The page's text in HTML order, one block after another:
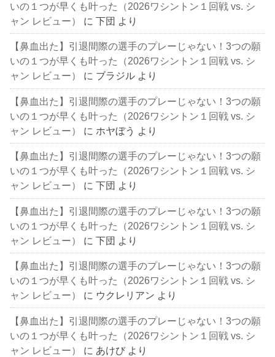
いの１つが早くも叶った（2026ワシントン１回戦 vs. シ
ャン レビュー）
に下団 より
【鼻血出た】引退間際の選手のプレーじゃない！3つの願
いの１つが早くも叶った（2026ワシントン１回戦 vs. シ
ャン レビュー）
に ブラジル より
【鼻血出た】引退間際の選手のプレーじゃない！3つの願
いの１つが早くも叶った（2026ワシントン１回戦 vs. シ
ャン レビュー）
に ホヤぼう より
【鼻血出た】引退間際の選手のプレーじゃない！3つの願
いの１つが早くも叶った（2026ワシントン１回戦 vs. シ
ャン レビュー）
に下団 より
【鼻血出た】引退間際の選手のプレーじゃない！3つの願
いの１つが早くも叶った（2026ワシントン１回戦 vs. シ
ャン レビュー）
に下団 より
【鼻血出た】引退間際の選手のプレーじゃない！3つの願
いの１つが早くも叶った（2026ワシントン１回戦 vs. シ
ャン レビュー）
に ウクレリアン より
【鼻血出た】引退間際の選手のプレーじゃない！3つの願
いの１つが早くも叶った（2026ワシントン１回戦 vs. シ
ャン レビュー）
に あけび より